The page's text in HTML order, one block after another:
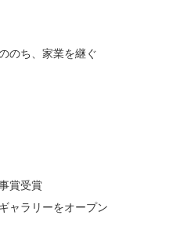
のち、家業を継ぐ
賞受賞
ャラリーをオープン